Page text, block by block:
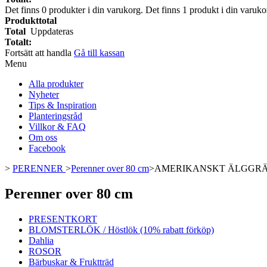
Det finns 0 produkter i din varukorg. Det finns 1 produkt i din
Produkttotal
Total Uppdateras
Totalt:
Fortsätt att handla Gå till kassan
Menu
Alla produkter
Nyheter
Tips & Inspiration
Planteringsråd
Villkor & FAQ
Om oss
Facebook
> PERENNER >Perenner over 80 cm>AMERIKANSKT
Perenner over 80 cm
PRESENTKORT
BLOMSTERLÖK / Höstlök (10% rabatt förköp)
Dahlia
ROSOR
Bärbuskar & Fruktträd